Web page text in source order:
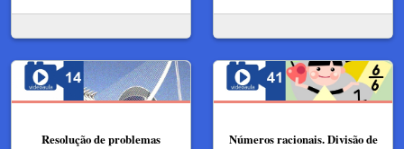
Resolução de problemas
Números racionais. Divisão de